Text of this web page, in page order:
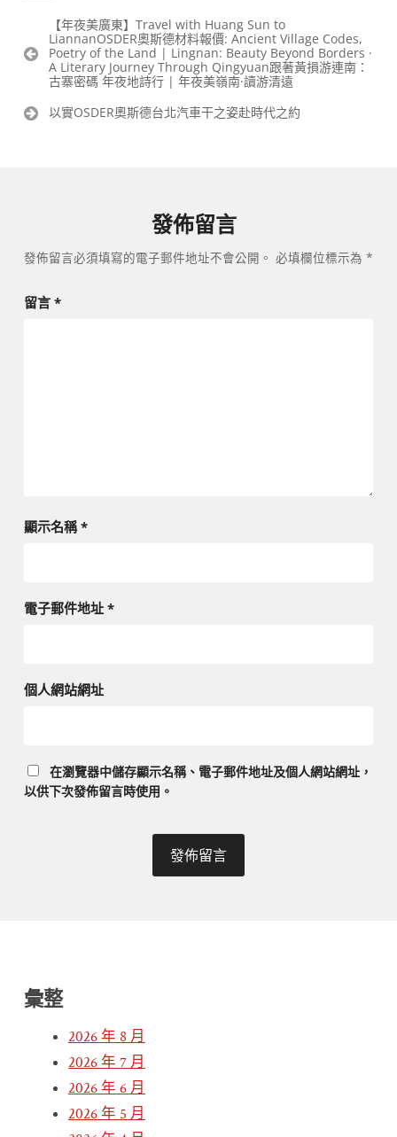
章
導
【年夜美廣東】Travel with Huang Sun to
LiannanOSDER奧斯德材料報價: Ancient Village Codes,
Poetry of the Land | Lingnan: Beauty Beyond Borders ·
A Literary Journey Through Qingyuan跟著黃損游連南：
古寨密碼 年夜地詩行 | 年夜美嶺南·讀游清遠
以實OSDER奧斯德台北汽車干之姿赴時代之約
發佈留言
發佈留言必須填寫的電子郵件地址不會公開。 必填欄位標示為 *
留言 *
顯示名稱*
電子郵件地址 *
個人網站網址
在瀏覽器中儲存顯示名稱、電子郵件地址及個人網站網址，
以供下次發佈留言時使用。
彙整
2026 年 8 月
2026 年 7 月
2026 年 6 月
2026 年 5 月